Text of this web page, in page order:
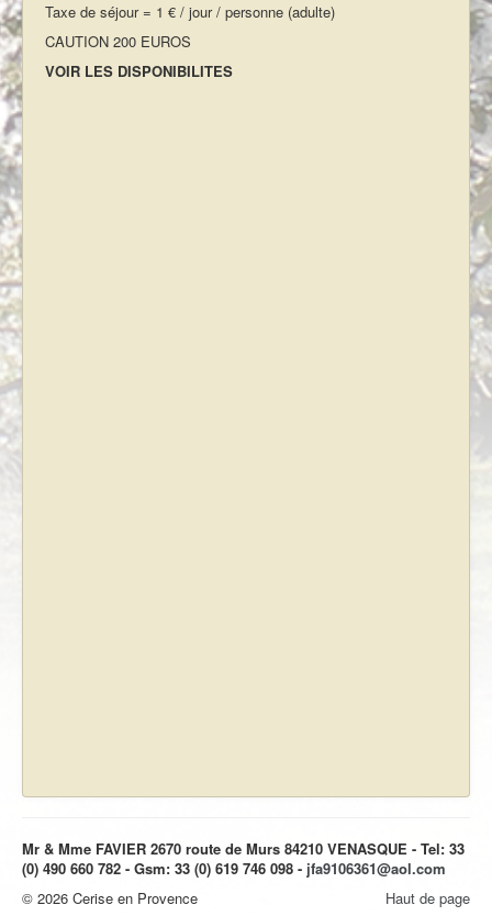
Taxe de séjour = 1 € / jour / personne (adulte)
CAUTION 200 EUROS
VOIR LES DISPONIBILITES
Mr & Mme FAVIER 2670 route de Murs 84210 VENASQUE - Tel: 33
(0) 490 660 782 - Gsm: 33 (0) 619 746 098 - jfa9106361@aol.com
Haut de page
© 2026 Cerise en Provence